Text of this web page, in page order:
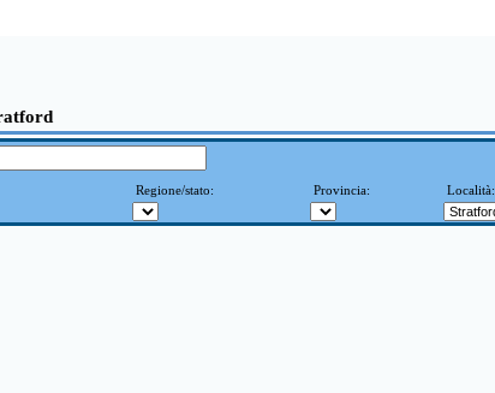
Regione/stato: Provincia: Località: